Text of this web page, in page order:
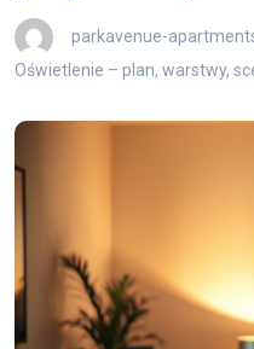
parkavenue-
Oświetlenie – plan, warstwy,